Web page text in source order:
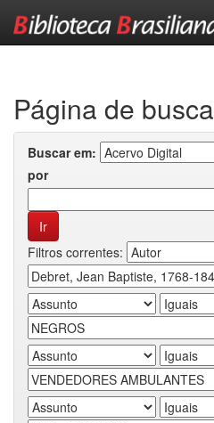
Página de busca
Buscar em:
por
Filtros correntes: